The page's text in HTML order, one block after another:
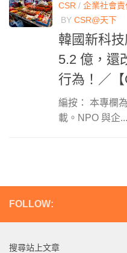
CSR / 企業社會責
BY CSR@天下
韓國新科
5.2 億，還
行為！／
編按： 本專欄
載。NPO 與企...
FOLLOW:
搜尋站上文章